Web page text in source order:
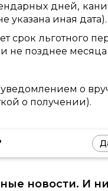
дней,
указана иная дата).
срок льготного
не позднее
о
о получении).
новости. И